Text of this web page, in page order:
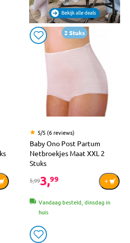
2 Stuks
5/5 (6 reviews)
Baby Ono Post Partum
Netbroekjes Maat XXL 2
Stuks
5,993,99
Vandaag besteld, dinsdag in
huis